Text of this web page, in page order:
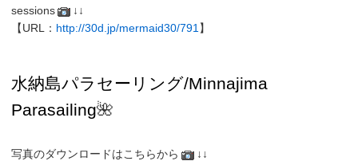
sessions
↓↓
【URL： http://30d.jp/mermaid30/791 】
水納島パラセーリング/Minnajima
Parasailing🌺
写真のダウンロードはこちらから ↓↓